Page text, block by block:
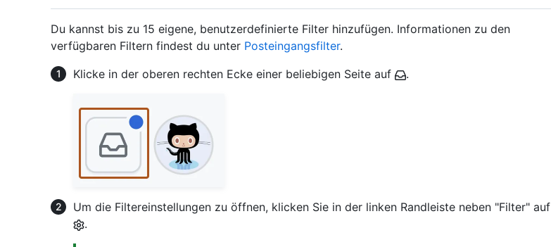
Du kannst bis zu 15 eigene, benutzerdefinierte Filter hinzufügen. Informationen zu den
verfügbaren Filtern findest du unter Posteingangsfilter.
Klicke in der oberen rechten Ecke einer beliebigen Seite auf
.
Um die Filtereinstellungen zu öffnen, klicken Sie in der linken Randleiste neben "Filter" auf
.